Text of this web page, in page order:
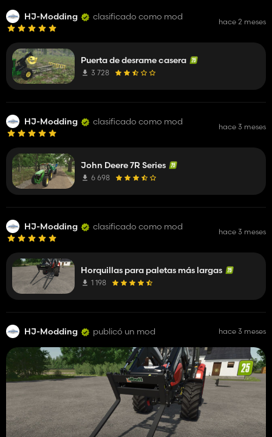
HJ-Modding clasificado como mod hace 2 meses
Puerta de desrame casera
3 728
HJ-Modding clasificado como mod hace 3 meses
John Deere 7R Series
6 698
HJ-Modding clasificado como mod hace 3 meses
Horquillas para paletas más largas
1 198
HJ-Modding publicó un mod hace 3 meses